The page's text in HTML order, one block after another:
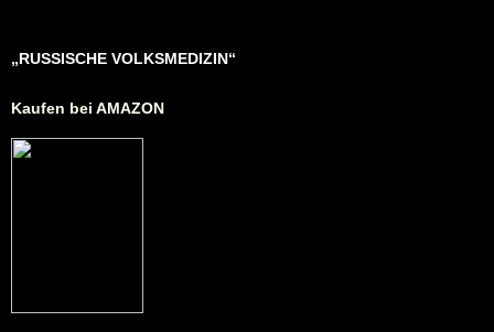
„RUSSISCHE VOLKSMEDIZIN“
Kaufen bei AMAZON